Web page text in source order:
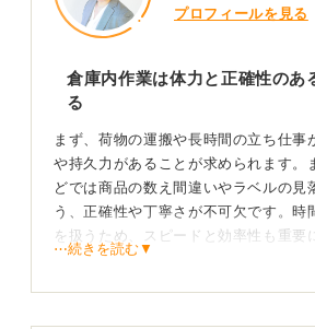
プロフィールを見る
倉庫内作業は体力と正確性のあ
る
まず、荷物の運搬や長時間の立ち仕事
や持久力があることが求められます。
どでは商品の数え間違いやラベルの見
う、正確性や丁寧さが不可欠です。時
を扱うため、スピードと効率性も重要
る安全意識も大切です。細かい作業が
⋯続きを読む▼